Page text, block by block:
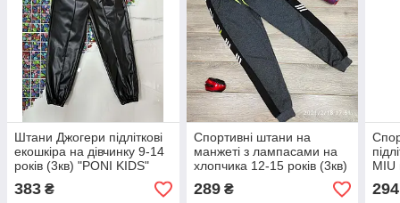
Штани Джогери підліткові
екошкіра на дівчинку 9-14
років (3кв) "PONI KIDS"
недорого від прямого
постачальника
383 ₴
Спортивні штани на
манжеті з лампасами на
хлопчика 12-15 років (3кв)
"MANGO" недорого від
прямого постачальника
289₴
MIU
294